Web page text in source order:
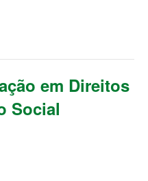
em Direitos
Social